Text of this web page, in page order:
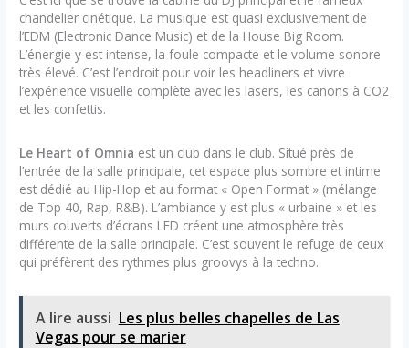
chandelier cinétique. La musique est quasi exclusivement de
l’EDM (Electronic Dance Music) et de la House Big Room.
L’énergie y est intense, la foule compacte et le volume sonore
très élevé. C’est l’endroit pour voir les headliners et vivre
l’expérience visuelle complète avec les lasers, les canons à CO2
et les confettis.
Le Heart of Omnia est un club dans le club. Situé près de
l’entrée de la salle principale, cet espace plus sombre et intime
est dédié au Hip-Hop et au format « Open Format » (mélange
de Top 40, Rap, R&B). L’ambiance y est plus « urbaine » et les
murs couverts d’écrans LED créent une atmosphère très
différente de la salle principale. C’est souvent le refuge de ceux
qui préfèrent des rythmes plus groovys à la techno.
A lire aussi Les plus belles chapelles de Las
Vegas pour se marier